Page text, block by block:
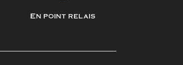
En point relais